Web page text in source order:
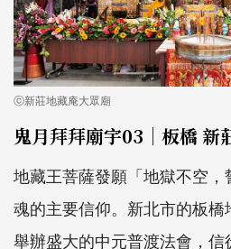
ⓒ新莊地藏庵大眾廟
鬼月拜拜廟宇03｜板橋 新
地藏王菩薩發願「地獄不空
魂的主要信仰。新北市的板
舉辦盛大的中元普渡法會，